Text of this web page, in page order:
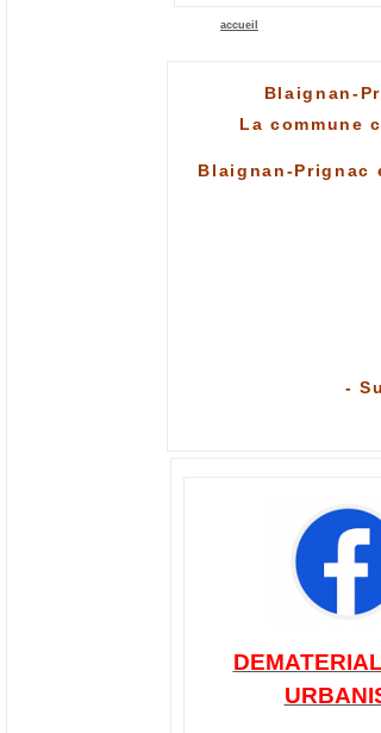
accueil
Blaignan-
La commune
Blaignan-Prignac
-